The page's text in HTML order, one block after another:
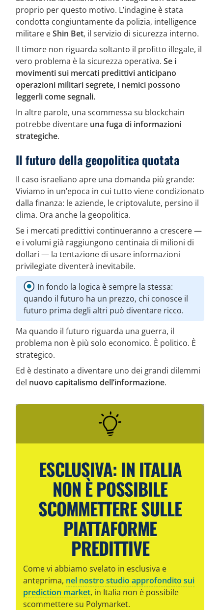
proprio per questo motivo. L’indagine è stata
condotta congiuntamente da polizia, intelligence
militare eShin Bet, il servizio di sicurezza interno.
Il timore non riguarda soltanto il profitto illegale, il
vero problema è la sicurezza operativa. Se i
movimenti sui mercati predittivi anticipano
operazioni militari segrete, i nemici possono
leggerli come segnali.
In altre parole, una scommessa su blockchain
potrebbe diventare una fuga di informazioni
strategiche.
Il futuro della geopolitica quotata
Il caso israeliano apre una domanda più grande:
Viviamo in un’epoca in cui tutto viene condizionato
dalla finanza: le aziende, le criptovalute, persino il
clima. Ora anche la geopolitica.
Se i mercati predittivi continueranno a crescere —
e i volumi già raggiungono centinaia di milioni di
dollari — la tentazione di usare informazioni
privilegiate diventerà inevitabile.
In fondo la logica è sempre la stessa:
quando il futuro ha un prezzo, chi conosce il
futuro prima degli altri può diventare ricco.
Ma quando il futuro riguarda una guerra, il
problema non è più solo economico. È politico. È
strategico.
Ed è destinato a diventare uno dei grandi dilemmi
del nuovo capitalismo dell’informazione.
ESCLUSIVA: IN ITALIA
NON È POSSIBILE
SCOMMETTERE SULLE
PIATTAFORME
PREDITTIVE
Come vi abbiamo svelato in esclusiva e
anteprima, nel nostro studio approfondito sui
prediction market, in Italia non è possibile
scommettere su Polymarket.